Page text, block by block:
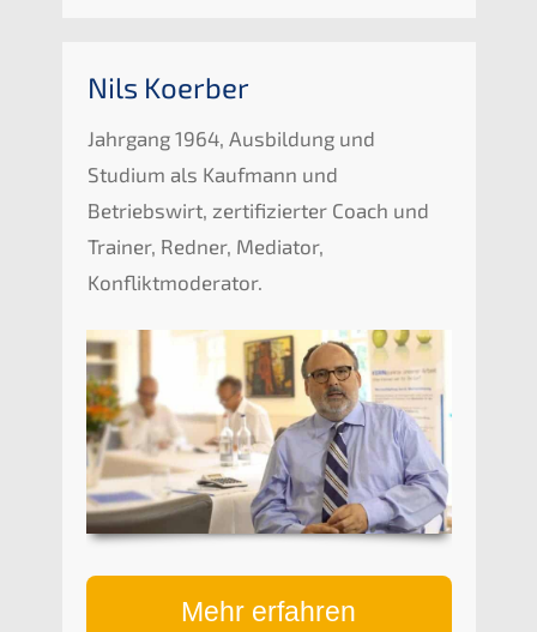
Nils Koerber
Jahrgang 1964, Ausbildung und
Studium als Kaufmann und
Betriebswirt, zertifizierter Coach und
Trainer, Redner, Mediator,
Konfliktmoderator.
Mehr erfahren